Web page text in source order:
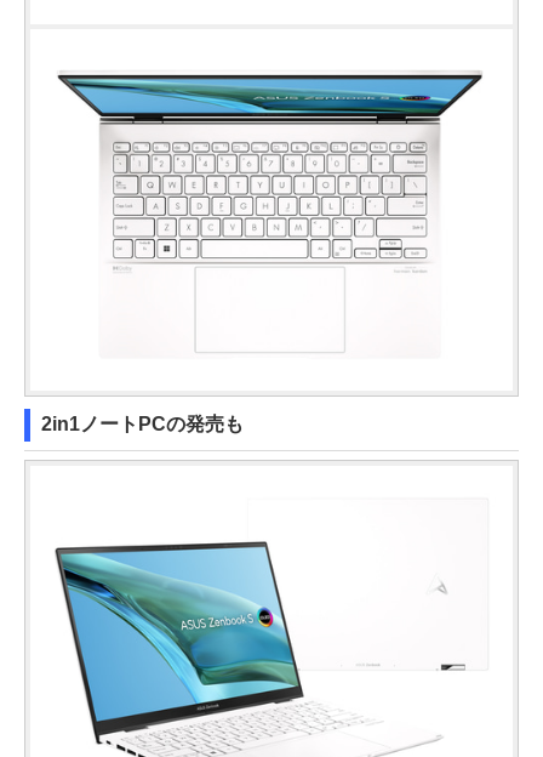
2in1ノートPCの発売も